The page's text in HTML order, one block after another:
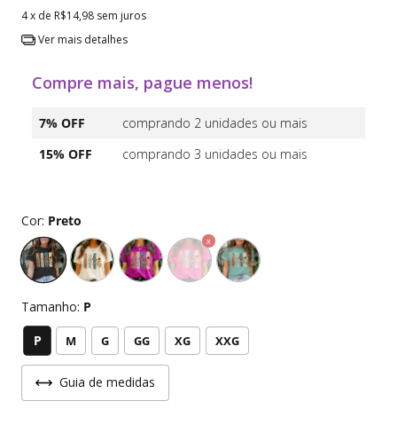
4x de R$14,98 sem juros
Ver mais detalhes
Compre mais, pague menos!
7% OFF
comprando 2 unidades ou mais
15% OFF
comprando 3 unidades ou mais
Cor: Preto
Tamanho: P
P M G GG XG XXG
Guia de medidas